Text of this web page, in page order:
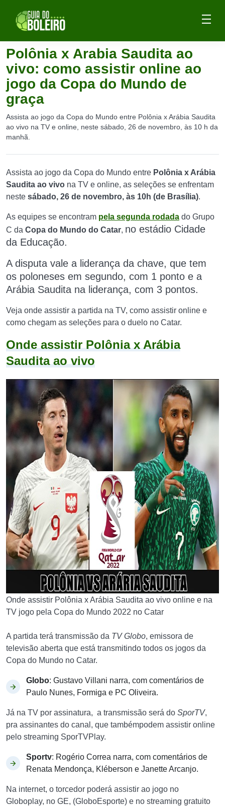
Polônia x Arabia Saudita ao
vivo: como assistir online ao
jogo da Copa do Mundo de
graça
Assista ao jogo da Copa do Mundo entre Polônia x Arábia Saudita
ao vivo na TV e online, neste sábado, 26 de novembro, às 10 h da
manhã.
Assista ao jogo da Copa do Mundo entre Polônia x Arábia
Saudita ao vivo na TV e online, as seleções se enfrentam
neste sábado, 26 de novembro, às 10h (de Brasília).
As equipes se encontram pela segunda rodada do Grupo
C da Copa do Mundo do Catar, no estádio Cidade
da Educação.
A disputa vale a liderança da chave, que tem
os poloneses em segundo, com 1 ponto e a
Arábia Saudita na liderança, com 3 pontos.
Veja onde assistir a partida na TV, como assistir online e
como chegam as seleções para o duelo no Catar.
Onde assistir Polônia x Arábia
Saudita ao vivo
Onde assistir Polônia x Arábia Saudita ao vivo online e na
TV jogo pela Copa do Mundo 2022 no Catar
A partida terá transmissão da TV Globo, emissora de
televisão aberta que está transmitindo todos os jogos da
Copa do Mundo no Catar.
Globo: Gustavo Villani narra, com comentários de
Paulo Nunes, Formiga e PC Oliveira.
Já na TV por assinatura, a transmissão será do SporTV,
pra assinantes do canal, que tambémpodem assistir online
pelo streaming SporTVPlay.
Sportv: Rogério Correa narra, com comentários de
Renata Mendonça, Kléberson e Janette Arcanjo.
Na internet, o torcedor poderá assistir ao jogo no
Globoplay, no GE, (GloboEsporte) e no streaming gratuito